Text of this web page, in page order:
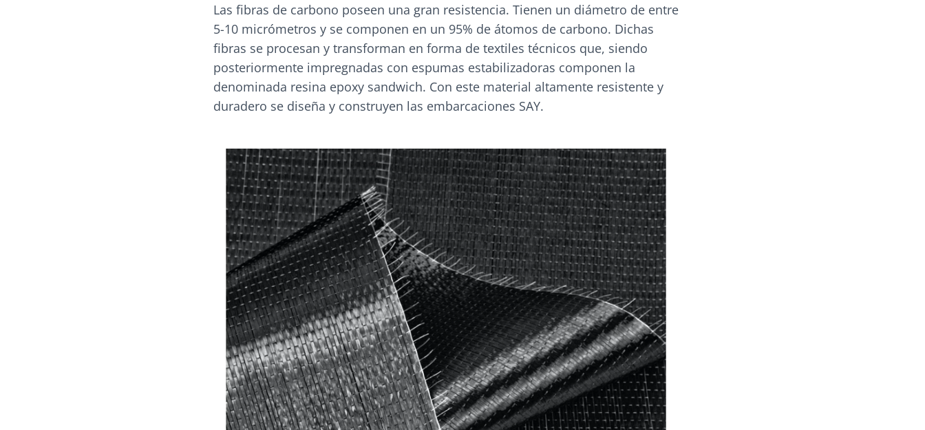
Las fibras de carbono poseen una gran resistencia. Tienen un diámetro de entre
5-10 micrómetros y se componen en un 95% de átomos de carbono. Dichas
fibras se procesan y transforman en forma de textiles técnicos que, siendo
posteriormente impregnadas con espumas estabilizadoras componen la
denominada resina epoxy sandwich. Con este material altamente resistente y
duradero se diseña y construyen las embarcaciones SAY.